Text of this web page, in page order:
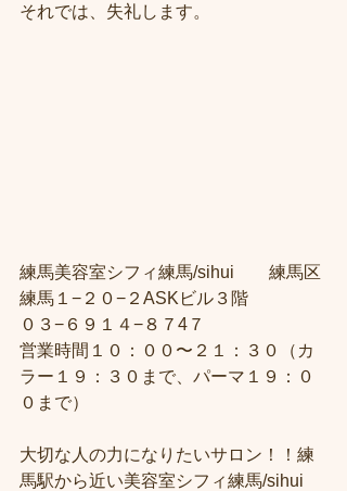
それでは、失礼します。
練馬美容室シフィ練馬/sihui　　練馬区
練馬１−２０−２ASKビル３階
０３−６９１４−８７4７
営業時間１０：００〜２１：３０（カ
ラー１９：３０まで、パーマ１９：０
０まで）
大切な人の力になりたいサロン！！練
馬駅から近い美容室シフィ練馬/sihui